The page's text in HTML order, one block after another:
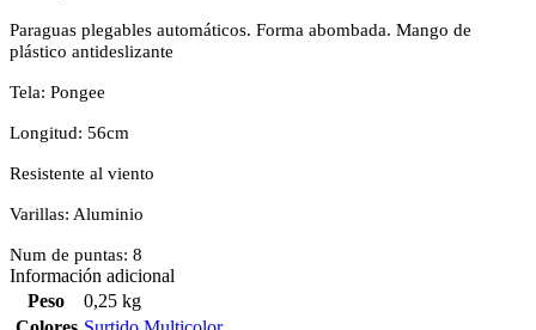
Paraguas plegables automáticos. Forma abombada. Mango de
plástico antideslizante
Tela: Pongee
Longitud: 56cm
Resistente al viento
Varillas: Aluminio
Num de puntas: 8
Información adicional
Peso
0,25 kg